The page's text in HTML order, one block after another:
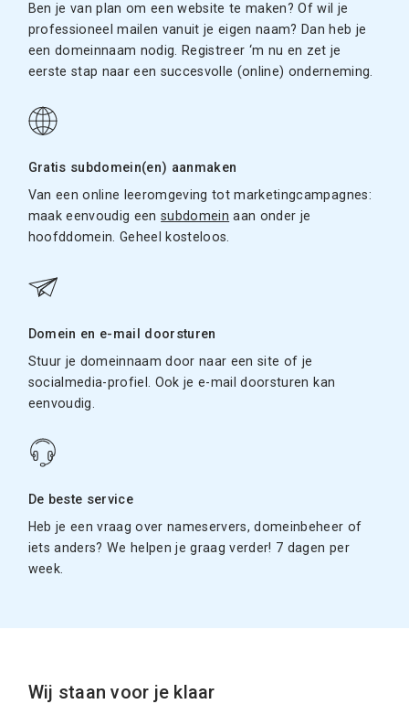
Ben je van plan om een website te maken? Of wil je
professioneel mailen vanuit je eigen naam? Dan heb je
een domeinnaam nodig. Registreer ‘m nu en zet je
eerste stap naar een succesvolle (online) onderneming.
Gratis subdomein(en) aanmaken
Van een online leeromgeving tot marketingcampagnes:
maak eenvoudig eensubdomein aan onder je
hoofddomein. Geheel kosteloos.
Domein en e-mail doorsturen
Stuur je domeinnaam door naar een site of je
socialmedia-profiel. Ook je e-mail doorsturen kan
eenvoudig.
De beste service
Heb je een vraag over nameservers, domeinbeheer of
iets anders? We helpen je graag verder! 7 dagen per
week.
Wij staan voor je klaar